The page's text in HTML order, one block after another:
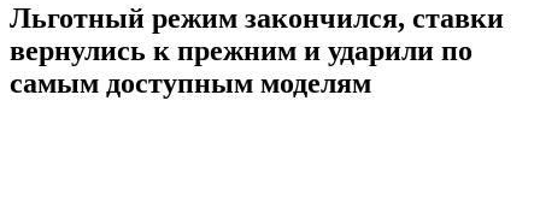
Льготный режим закончился, ставки
вернулись к прежним и ударили по
самым доступным моделям